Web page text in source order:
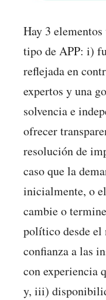
Hay 3
tipo de APP: i)
reflejada en
expertos y una
solvencia e
ofrecer
resolución de
caso que la
inicialmente, o
cambie o
político desde el
confianza a las
con experiencia
y, iii)